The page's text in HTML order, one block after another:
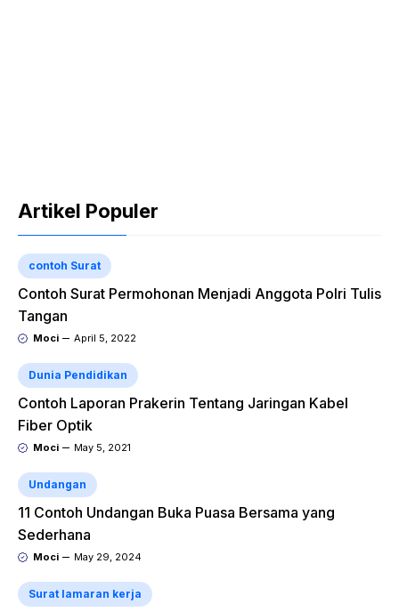
Artikel Populer
contoh Surat
Contoh Surat Permohonan Menjadi Anggota Polri Tulis
Tangan
Moci April 5, 2022
Dunia Pendidikan
Contoh Laporan Prakerin Tentang Jaringan Kabel
Fiber Optik
Moci May 5, 2021
Undangan
11 Contoh Undangan Buka Puasa Bersama yang
Sederhana
Moci May 29, 2024
Surat lamaran kerja